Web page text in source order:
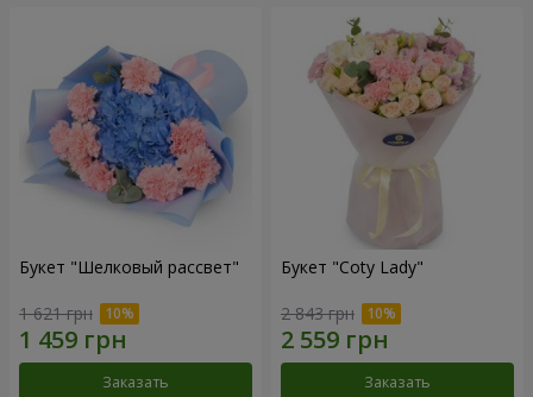
Букет "Шелковый рассвет"
1 621 грн
Заказать
Букет "Coty Lady"
2 843 грн
Заказать